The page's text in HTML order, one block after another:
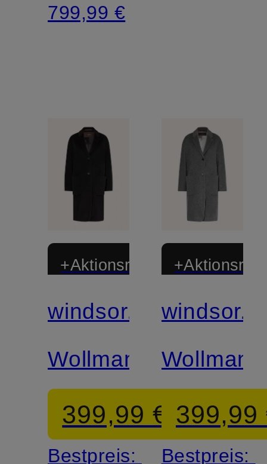
799,99 €
+Aktionsrabatt
Zertifiziert
windsor.
Wollmantel
399,99 €
Bestpreis:
Zertifiziert
windsor.
399,99
Bestpreis: